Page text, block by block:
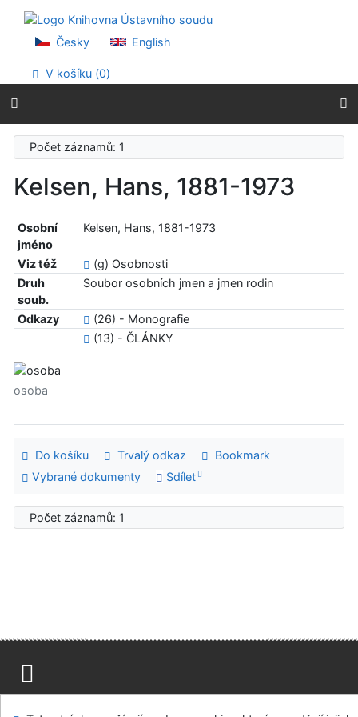
Přejít na menu
Prohlášení o webové přístupnosti
Česky English
V košíku (0)
Počet záznamů: 1
Kelsen, Hans, 1881-1973
Osobní
jméno
Kelsen, Hans, 1881-1973
Viz též
(g) Osobnosti
Druh
soub.
Soubor osobních jmen a jmen rodin
Odkazy
(26) - Monografie
(13) - ČLÁNKY
osoba
Do košíku Trvalý odkaz
Bookmark
Vybrané dokumenty
Sdílet
Počet záznamů: 1